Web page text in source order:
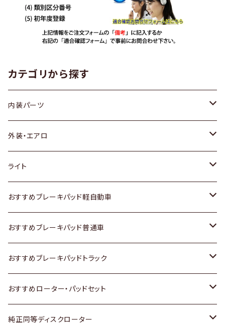
カテゴリから探す
内装パーツ
トヨタ
ホンダ
スズキ
日産
いすゞ
ダイハツ
マツダ
外装・エアロ
トヨタ
ホンダ
スズキ
日産
いすゞ
ダイハツ
ライト
トヨタ
スズキ
日産
いすゞ
ダイハツ
おすすめブレーキパッド軽自動車
トヨタ
ホンダ
スズキ
日産
おすすめブレーキパッド普通車
トヨタ
ホンダ
スズキ
おすすめブレーキパッドトラック
トヨタ
日産
おすすめローター・パッドセット
トヨタ
純正同等ディスクローター